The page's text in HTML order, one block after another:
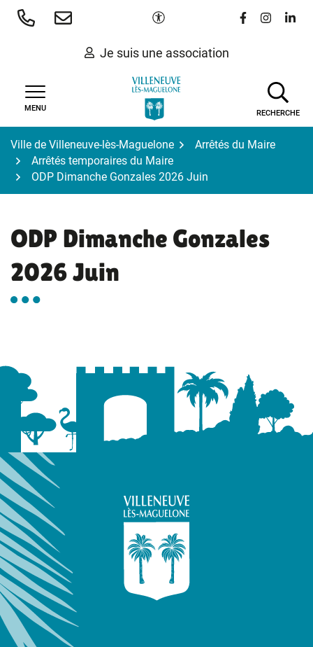
Aller
Paramètres d'accessibilité
Lien vers le
Lien vers
Lien
Je suis une association
MENU
RECHERCHE
Ville de Villeneuve-lès-Maguelone
Arrêtés du Maire
Arrêtés temporaires du Maire
ODP Dimanche Gonzales 2026 Juin
ODP Dimanche Gonzales
2026 Juin